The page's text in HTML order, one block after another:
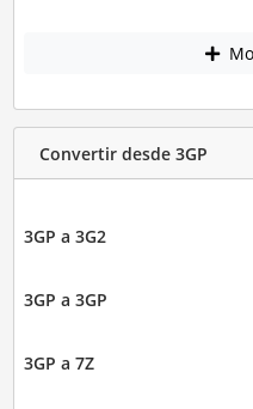
Convertir desde 3GP
3GP a 3G2
3GP a 3GP
3GP a 7Z